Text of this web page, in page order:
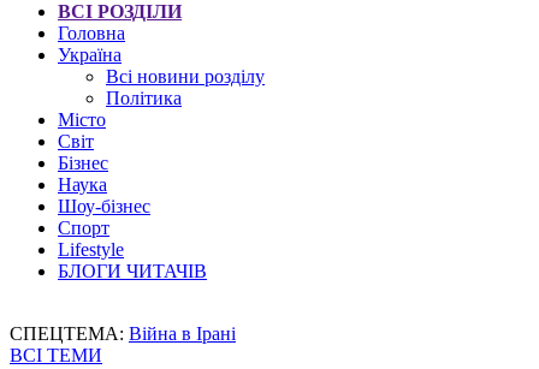
ВСІ РОЗДІЛИ
Головна
Україна
Всі новини розділу
Політика
Місто
Світ
Бізнес
Наука
Шоу-бізнес
Спорт
Lifestyle
БЛОГИ ЧИТАЧІВ
СПЕЦТЕМА: Війна в Ірані
ВСІ ТЕМИ